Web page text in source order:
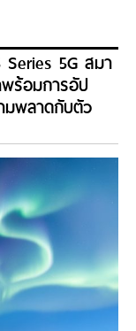
Series 5G สมา
ร้อมการอัป
มพลาดกับตัว